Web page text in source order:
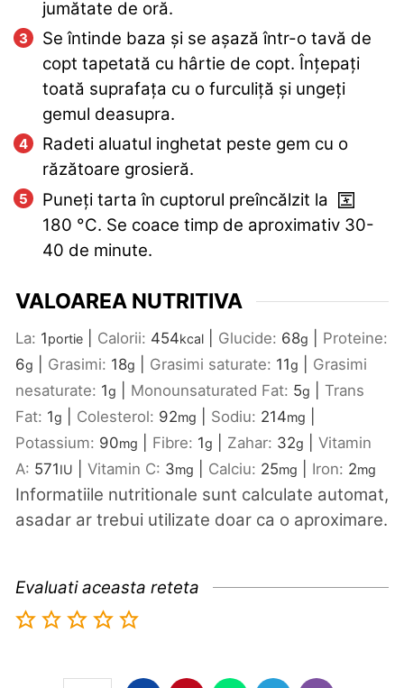
jumătate de oră.
Se întinde baza și se așază într-o tavă de
copt tapetată cu hârtie de copt. Înțepați
toată suprafața cu o furculiță și ungeți
gemul deasupra.
Radeti aluatul inghetat peste gem cu o
răzătoare grosieră.
Puneți tarta în cuptorul preîncălzit la
180 °C. Se coace timp de aproximativ 30-
40 de minute.
VALOAREA NUTRITIVA
La: 1portie Calorii: 454kcal Glucide: 68g
Proteine:
6g Grasimi: 18g Grasimi saturate: 11g
Grasimi
nesaturate: 1g Monounsaturated Fat: 5g
Trans
Fat: 1g Colesterol: 92mg Sodiu: 214mg
Potassium: 90mg Fibre: 1g Zahar: 32g
Vitamin
A: 571IU Vitamin C: 3mg Calciu: 25mg Iron: 2mg
Informatiile nutritionale sunt calculate automat,
asadar ar trebui utilizate doar ca o aproximare.
Evaluati aceasta reteta